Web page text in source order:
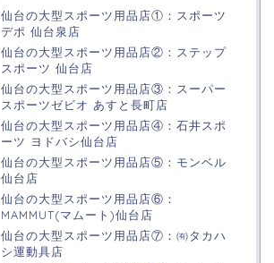
仙台の大型スポーツ用品店①：スポーツ
デポ 仙台泉店
仙台の大型スポーツ用品店②：ステップ
スポーツ 仙台店
仙台の大型スポーツ用品店③：スーパー
スポーツゼビオ あすと長町店
仙台の大型スポーツ用品店④：石井スポ
ーツ ヨドバシ仙台店
仙台の大型スポーツ用品店⑤：モンベル
仙台店
仙台の大型スポーツ用品店⑥：
MAMMUT(マムート)仙台店
仙台の大型スポーツ用品店⑦：㈲タカハ
シ運動具店